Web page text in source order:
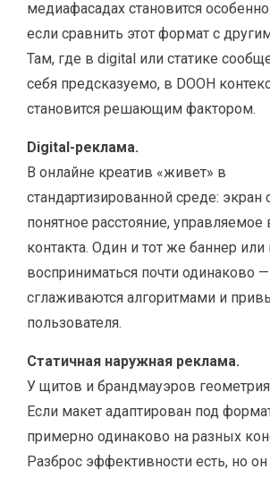
медиафасадах становится
если сравнить этот формат с
Там, где в digital или статике
себя предсказуемо, в DOOH
становится решающим фактором.
Digital-реклама.
В онлайне креатив «живет» в
стандартизированной среде: экран
понятное расстояние, управляемое
контакта. Один и тот же баннер
восприниматься почти одинаково
сглаживаются алгоритмами и
пользователя.
Статичная наружная реклама.
У щитов и брандмауэров геометрия
Если макет адаптирован под
примерно одинаково на разных
Разброс эффективности есть, но